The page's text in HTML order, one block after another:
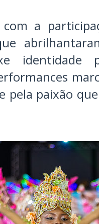
a
identidade
pela paixão